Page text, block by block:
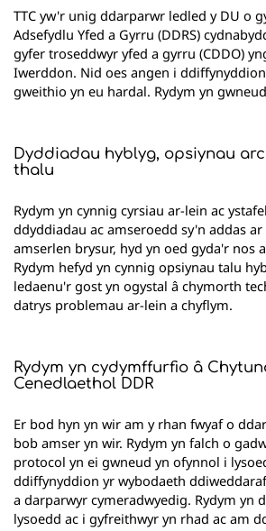
TTC yw'r unig ddarparwr ledled y DU o
Adsefydlu Yfed a Gyrru (DDRS)
gyfer troseddwyr yfed a gyrru (CDDO)
Iwerddon. Nid oes angen i
gweithio yn eu hardal. Rydym yn
Dyddiadau hyblyg, opsiynau
thalu
Rydym yn cynnig cyrsiau ar-lein ac
ddyddiadau ac amseroedd sy'n addas
amserlen brysur, hyd yn oed gyda'r nos
Rydym hefyd yn cynnig opsiynau talu
ledaenu'r gost yn ogystal â chymorth
datrys problemau ar-lein a chyflym.
Rydym yn cydymffurfio â
Cenedlaethol DDR
Er bod hyn yn wir am y rhan fwyaf o
bob amser yn wir. Rydym yn falch o
protocol yn ei gwneud yn ofynnol i
ddiffynyddion yr wybodaeth
a darparwyr cymeradwyedig. Rydym yn
lysoedd ac i gyfreithwyr yn rhad ac am